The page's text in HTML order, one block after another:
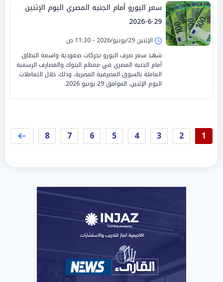
سعر اليورو أمام الجنيه المصري اليوم الإثنين
29-6-2026
الإثنين 29/يونيو/2026 - 11:30 ص
شهد سعر صرف اليورو تحركات صعودية واسعة النطاق
أمام الجنيه المصري في معظم البنوك والمصارف الرسمية
العاملة بالسوق المصرفية المصرية، وذلك خلال التعاملات
اليوم الإثنين، الموافق 29 يونيو 2026.
1
2
3
4
5
6
7
8